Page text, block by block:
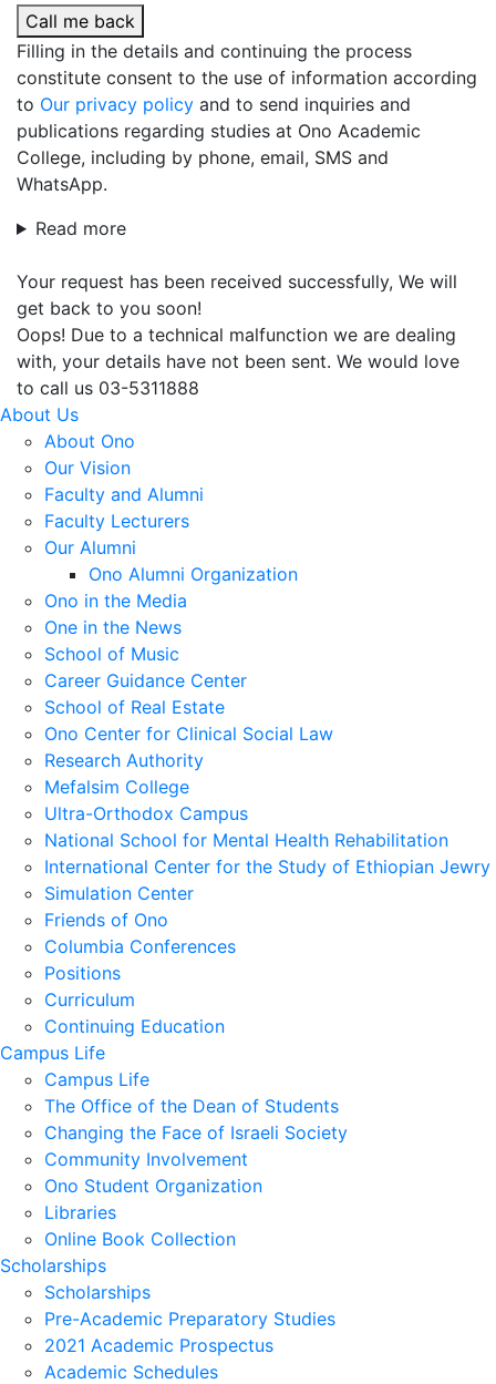
Call me back
Filling in the details and continuing the process
constitute consent to the use of information according
to Our privacy policy and to send inquiries and
publications regarding studies at Ono Academic
College, including by phone, email, SMS and
WhatsApp.
Read more
Your request has been received successfully, We will
get back to you soon!
Oops! Due to a technical malfunction we are dealing
with, your details have not been sent. We would love
to call us 03-5311888
About Us
About Ono
Our Vision
Faculty and Alumni
Faculty Lecturers
Our Alumni
Ono Alumni Organization
Ono in the Media
One in the News
School of Music
Career Guidance Center
School of Real Estate
Ono Center for Clinical Social Law
Research Authority
Mefalsim College
Ultra-Orthodox Campus
National School for Mental Health Rehabilitation
International Center for the Study of Ethiopian Jewry
Simulation Center
Friends of Ono
Columbia Conferences
Positions
Curriculum
Continuing Education
Campus Life
Campus Life
The Office of the Dean of Students
Changing the Face of Israeli Society
Community Involvement
Ono Student Organization
Libraries
Online Book Collection
Scholarships
Scholarships
Pre-Academic Preparatory Studies
2021 Academic Prospectus
Academic Schedules